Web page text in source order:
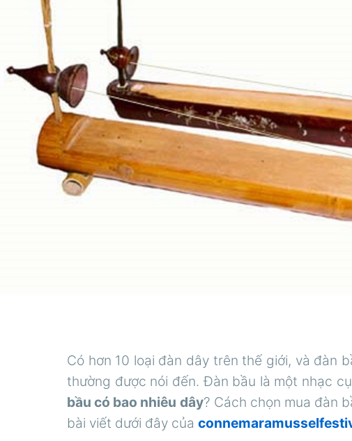
Có hơn 10 loại đàn dây trên thế giới, và đàn
thường được nói đến. Đàn bầu là một nhạc
bầu có bao nhiêu dây? Cách chọn mua đàn
bài viết dưới đây của